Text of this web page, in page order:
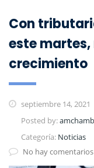
Con
este
crecimiento
septiembre 14, 2021
Posted by:
Categoría: Noticias
No hay comentarios